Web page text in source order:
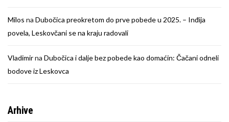
Milos na Dubočica preokretom do prve pobede u 2025. – Inđija
povela, Leskovčani se na kraju radovali
Vladimirna Dubočica i dalje bez pobede kao domaćin: Čačani odneli
bodove iz Leskovca
Arhive